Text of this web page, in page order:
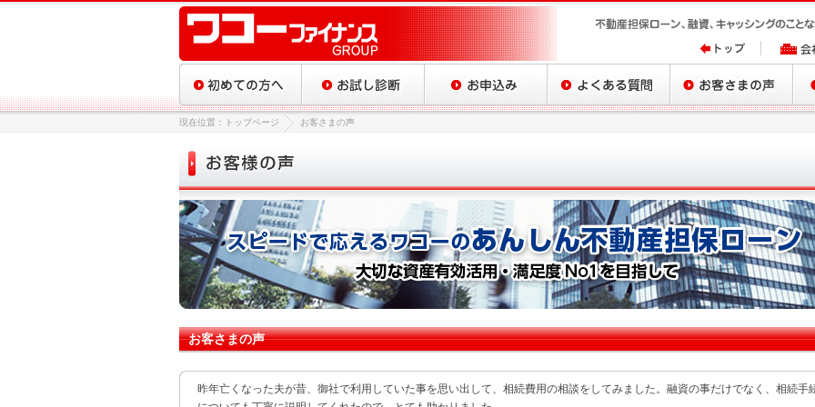
現在位置：トップページ お客さまの声
お客さまの声
昨年亡くなった夫が昔、御社で利用していた事を思い出して、相続費用の相談をしてみました。融資の事だけでなく、相続手